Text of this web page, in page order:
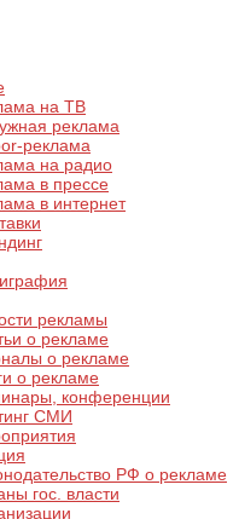
на ТВ
реклама
реклама
на радио
в прессе
в интернет
рекламы
о рекламе
о рекламе
о рекламе
конференции
СМИ
РФ о рекламе
гос. власти